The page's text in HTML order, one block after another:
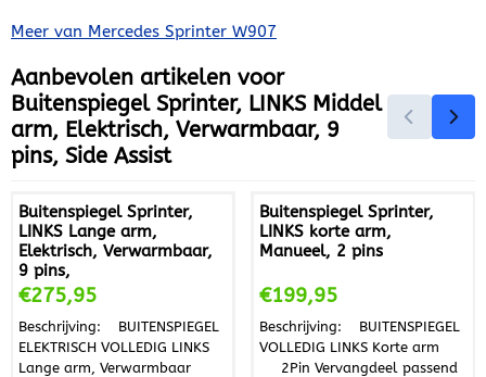
Meer van Mercedes Sprinter W907
Aanbevolen artikelen voor
Buitenspiegel Sprinter, LINKS Middel
arm, Elektrisch, Verwarmbaar, 9
pins, Side Assist
Buitenspiegel Sprinter,
LINKS Lange arm,
Elektrisch, Verwarmbaar,
9 pins,
Prijs: 275,95
€275,95
Beschrijving: BUITENSPIEGEL
ELEKTRISCH VOLLEDIG LINKS
Lange arm, Verwarmbaar
Buitenspiegel Sprinter,
LINKS korte arm,
Manueel, 2 pins
Prijs: 199,95
€199,95
Beschrijving: BUITENSPIEGEL
VOLLEDIG LINKS Korte arm
2Pin Vervangdeel passend